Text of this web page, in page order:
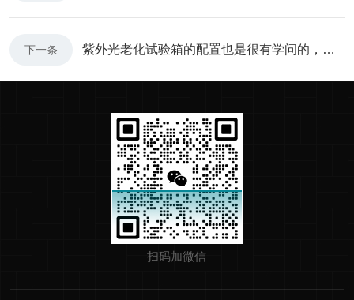
下一条 紫外光老化试验箱的配置也是很有学问的，先来看看它的标准吧
扫码加微信